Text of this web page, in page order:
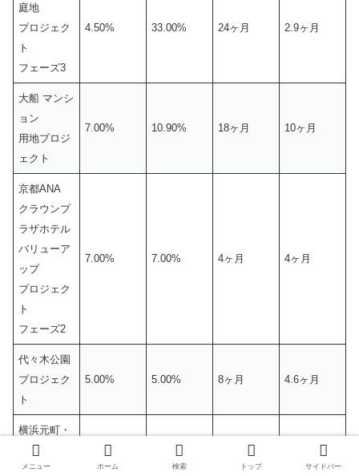
庭地
プロジェク
ト
フェーズ3
4.50% 33.00% 24ヶ月 2.9ヶ月
大船 マンシ
ョン
用地プロジ
ェクト
7.00% 10.90% 18ヶ月 10ヶ月
京都ANA
クラウンプ
ラザホテル
バリューア
ップ
プロジェク
ト
フェーズ2
7.00% 7.00% 4ヶ月 4ヶ月
代々木公園
プロジェク
ト
5.00% 5.00% 8ヶ月 4.6ヶ月
横浜元町・
中華街
プロジェク
5.00% 8.30% 36ヶ月 7.1ヶ月
メニュー ホーム 検索 トップ サイドバー